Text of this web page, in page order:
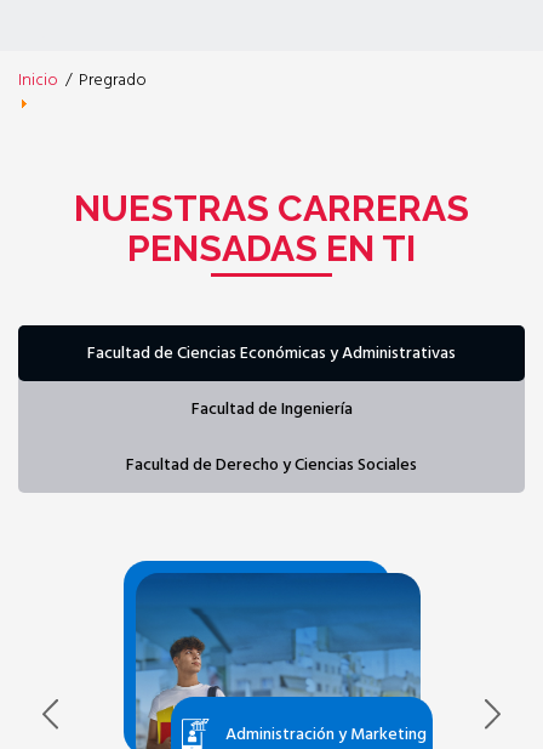
Inicio / Pregrado
NUESTRAS CARRERAS
PENSADAS EN TI
Facultad de CienciasEconómicas y Administrativas
Facultad deIngeniería
Facultad de Derecho yCiencias Sociales
Administración y Marketing